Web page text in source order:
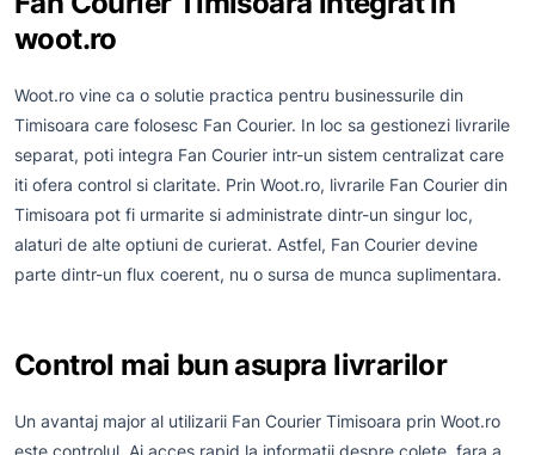
woot.ro
Woot.ro vine ca o solutie practica pentru businessurile din
Timisoara care folosesc Fan Courier. In loc sa gestionezi livrarile
separat, poti integra Fan Courier intr-un sistem centralizat care
iti ofera control si claritate. Prin Woot.ro, livrarile Fan Courier din
Timisoara pot fi urmarite si administrate dintr-un singur loc,
alaturi de alte optiuni de curierat. Astfel, Fan Courier devine
parte dintr-un flux coerent, nu o sursa de munca suplimentara.
Control mai bun asupra livrarilor
Un avantaj major al utilizarii Fan Courier Timisoara prin Woot.ro
este controlul. Ai acces rapid la informatii despre colete, fara a